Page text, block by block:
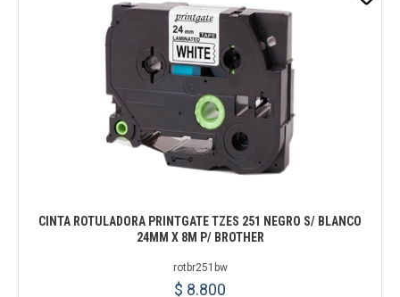
CINTA ROTULADORA PRINTGATE TZES 251 NEGRO S/ BLANCO
24MM X 8M P/ BROTHER
rotbr251bw
$ 8.800